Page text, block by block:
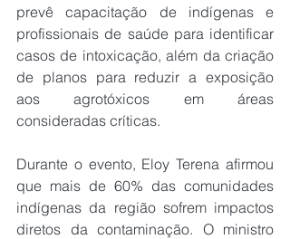
prevê capacitação de indígenas e
profissionais de saúde para identificar
casos de intoxicação, além da criação
de planos para reduzir a exposição
aos agrotóxicos em áreas
consideradas críticas.
Durante o evento, Eloy Terena afirmou
que mais de 60% das comunidades
indígenas da região sofrem impactos
diretos da contaminação. O ministro